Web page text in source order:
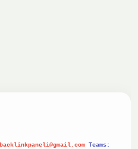
backlinkpaneli@gmail.com Teams: